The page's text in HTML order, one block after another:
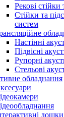
Рекові стійки
Стійки та
систем
Настінні
Підвісні
Рупорні
Стельові
обладнання
дошки